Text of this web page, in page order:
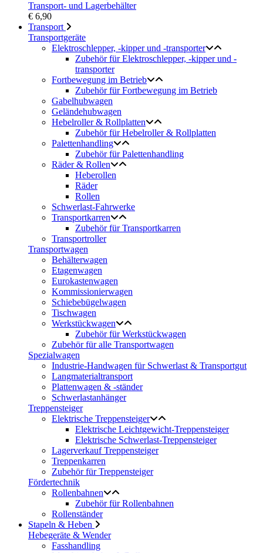
Transport- und Lagerbehälter
€ 6,90
Transport
Transportgeräte
Elektroschlepper, -kipper und -transporter
Zubehör für Elektroschlepper, -kipper und -
transporter
Fortbewegung im Betrieb
Zubehör für Fortbewegung im Betrieb
Gabelhubwagen
Geländehubwagen
Hebelroller & Rollplatten
Zubehör für Hebelroller & Rollplatten
Palettenhandling
Zubehör für Palettenhandling
Räder & Rollen
Heberollen
Räder
Rollen
Schwerlast-Fahrwerke
Transportkarren
Zubehör für Transportkarren
Transportroller
Transportwagen
Behälterwagen
Etagenwagen
Eurokastenwagen
Kommissionierwagen
Schiebebügelwagen
Tischwagen
Werkstückwagen
Zubehör für Werkstückwagen
Zubehör für alle Transportwagen
Spezialwagen
Industrie-Handwagen für Schwerlast & Transportgut
Langmaterialtransport
Plattenwagen & -ständer
Schwerlastanhänger
Treppensteiger
Elektrische Treppensteiger
Elektrische Leichtgewicht-Treppensteiger
Elektrische Schwerlast-Treppensteiger
Lagerverkauf Treppensteiger
Treppenkarren
Zubehör für Treppensteiger
Fördertechnik
Rollenbahnen
Zubehör für Rollenbahnen
Rollenständer
Stapeln & Heben
Hebegeräte & Wender
Fasshandling